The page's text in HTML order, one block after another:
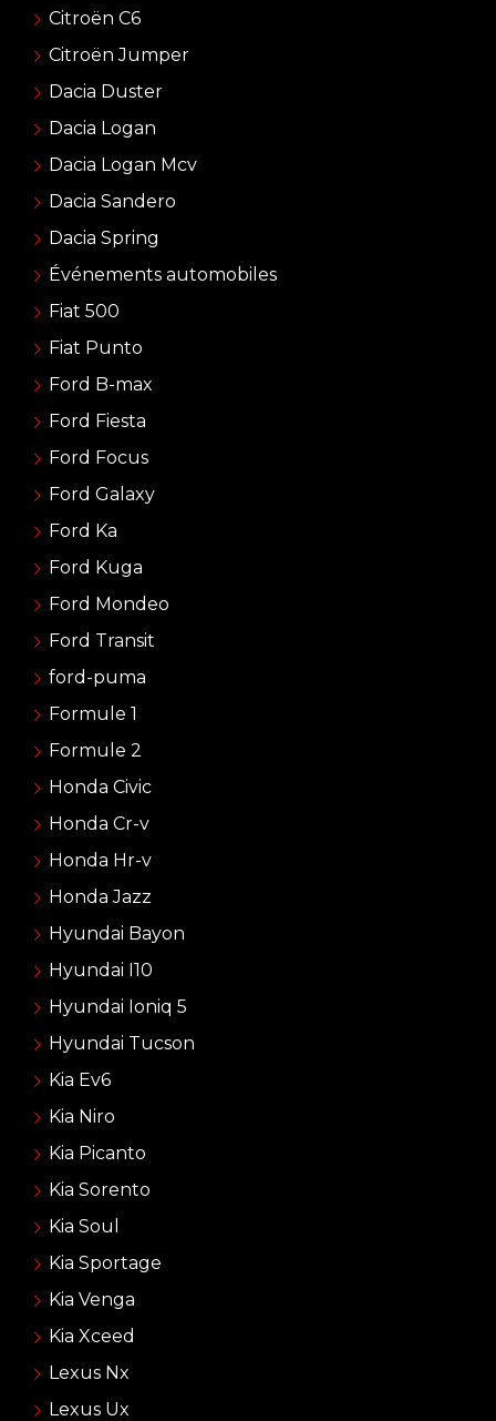
Citroën C6
Citroën Jumper
Dacia Duster
Dacia Logan
Dacia Logan Mcv
Dacia Sandero
Dacia Spring
Événements automobiles
Fiat 500
Fiat Punto
Ford B-max
Ford Fiesta
Ford Focus
Ford Galaxy
Ford Ka
Ford Kuga
Ford Mondeo
Ford Transit
ford-puma
Formule 1
Formule 2
Honda Civic
Honda Cr-v
Honda Hr-v
Honda Jazz
Hyundai Bayon
Hyundai I10
Hyundai Ioniq 5
Hyundai Tucson
Kia Ev6
Kia Niro
Kia Picanto
Kia Sorento
Kia Soul
Kia Sportage
Kia Venga
Kia Xceed
Lexus Nx
Lexus Ux